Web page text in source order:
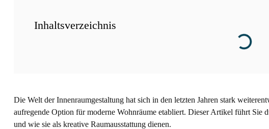
Inhaltsverzeichnis
Die Welt der Innenraumgestaltung hat sich in den letzten Jahren stark
aufregende Option für moderne Wohnräume etabliert. Dieser Artikel führt Sie
und wie sie als kreative Raumausstattung dienen.